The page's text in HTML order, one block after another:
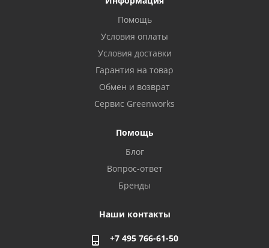
Помощь
Условия оплаты
Условия доставки
Гарантия на товар
Обмен и возврат
Сервис Greenworks
Помощь
Блог
Вопрос-ответ
Бренды
Наши контакты
+7 495 766-61-50